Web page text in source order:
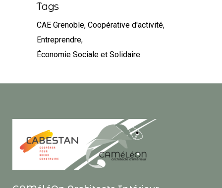
Tags
CAE Grenoble Coopérative d'activité
Entreprendre
Économie Sociale et Solidaire